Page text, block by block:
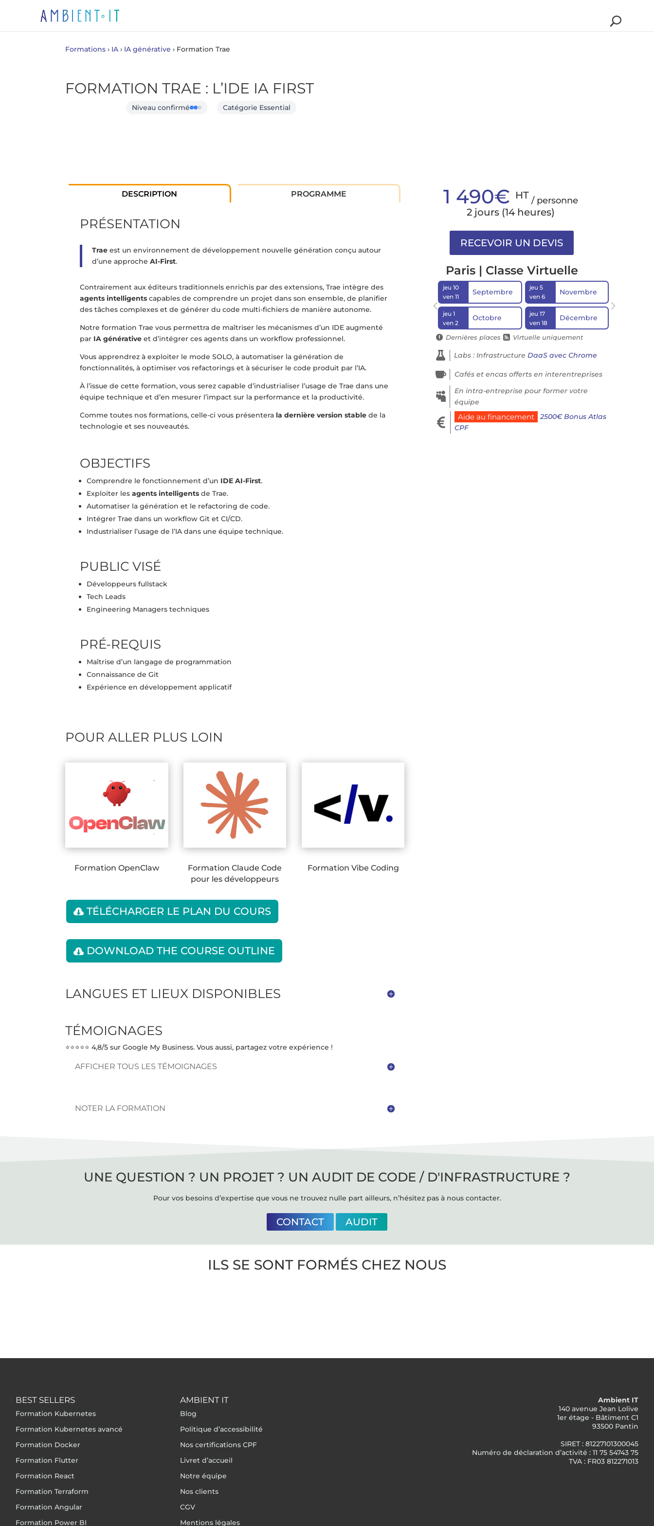
Formations › IA › IA générative › Formation Trae
FORMATION TRAE : L’IDE IA FIRST
Niveau confirmé Catégorie Essential
DESCRIPTION PROGRAMME
PRÉSENTATION
Trae est un environnement de développement nouvelle génération conçu autour
d’une approcheAI-First.
Contrairement aux éditeurs traditionnels enrichis par des extensions, Trae intègre des
agents intelligents capables de comprendre un projet dans son ensemble, de planifier
des tâches complexes et de générer du code multi-fichiers de manière autonome.
Notre formation Trae vous permettra de maîtriser les mécanismes d’un IDE augmenté
par IA générative et d’intégrer ces agents dans un workflow professionnel.
Vous apprendrez à exploiter le mode SOLO, à automatiser la génération de
fonctionnalités, à optimiser vos refactorings et à sécuriser le code produit par l’IA.
À l’issue de cette formation, vous serez capable d’industrialiser l’usage de Trae dans une
équipe technique et d’en mesurer l’impact sur la performance et la productivité.
Comme toutes nos formations, celle-ci vous présentera la dernière version stable de la
technologie et ses nouveautés.
OBJECTIFS
Comprendre le fonctionnement d’un IDE AI-First.
Exploiter lesagents intelligents de Trae.
Automatiser la génération et le refactoring de code.
Intégrer Trae dans un workflow Git et CI/CD.
Industrialiser l’usage de l’IA dans une équipe technique.
PUBLIC VISÉ
Développeurs fullstack
Tech Leads
Engineering Managers techniques
PRÉ-REQUIS
Maîtrise d’un langage de programmation
Connaissance de Git
Expérience en développement applicatif
POUR ALLER PLUS LOIN
Formation OpenClaw
Formation Claude Code
pour les développeurs
Formation Vibe Coding
TÉLÉCHARGER LE PLAN DU COURS
DOWNLOAD THE COURSE OUTLINE
LANGUES ET LIEUX DISPONIBLES
TÉMOIGNAGES
⭐⭐⭐⭐⭐ 4,8/5 sur Google My Business. Vous aussi, partagez votre expérience !
AFFICHER TOUS LES TÉMOIGNAGES
NOTER LA FORMATION
1 490€ HT / personne
2 jours (14 heures)
Paris | Classe Virtuelle
jeu 10
ven 11
Septembre
jeu 1
ven 2
Octobre
jeu 5
ven 6
Novembre
jeu 17
ven 18
Décembre
 Dernières places  Virtuelle uniquement
 Labs : InfrastructureDaaS avec Chrome
 Cafés et encas offerts en interentreprises

En intra-entreprise pour former votre
équipe
 Aide au financement
2500€ Bonus Atlas
CPF
UNE QUESTION ? UN PROJET ? UN AUDIT DE CODE / D'INFRASTRUCTURE ?
Pour vos besoins d’expertise que vous ne trouvez nulle part ailleurs, n’hésitez pas à nous contacter.
CONTACT AUDIT
ILS SE SONT FORMÉS CHEZ NOUS
BEST SELLERS
Formation Kubernetes
Formation Kubernetes avancé
Formation Docker
Formation Flutter
Formation React
Formation Terraform
Formation Angular
Formation Power BI
AMBIENT IT
Blog
Politique d’accessibilité
Nos certifications CPF
Livret d’accueil
Notre équipe
Nos clients
CGV
Mentions légales
Ambient IT
140 avenue Jean Lolive
1er étage - Bâtiment C1
93500 Pantin
SIRET : 81227101300045
Numéro de déclaration d’activité : 11 75 54743 75
TVA : FR03 812271013